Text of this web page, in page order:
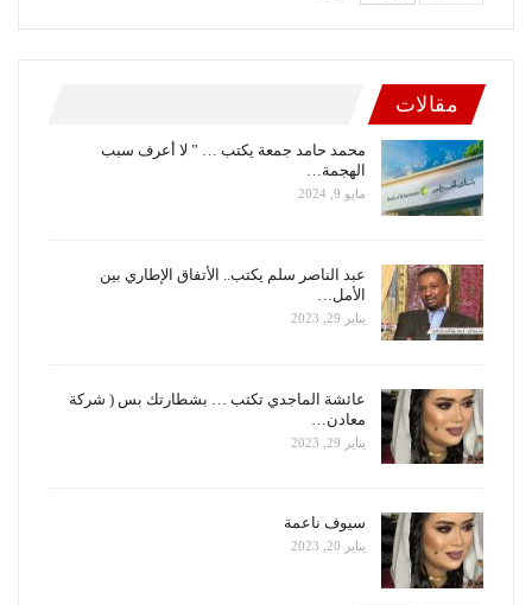
مقالات
محمد حامد جمعة يكتب … ” لا أعرف سبب
الهجمة…
مايو 9, 2024
عبد الناصر سلم يكتب.. الأتفاق الإطاري بين
الأمل…
يناير 29, 2023
عائشة الماجدي تكتب … بشطارتك بس ( شركة
معادن…
يناير 29, 2023
سيوف ناعمة
يناير 20, 2023